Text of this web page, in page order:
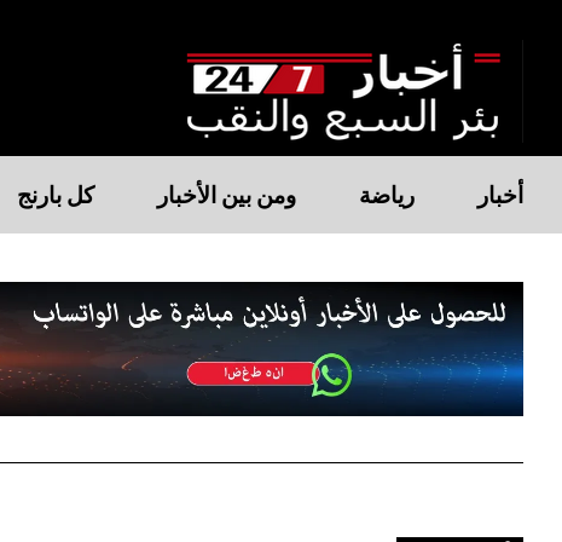
أخبار رياضة ومن بين الأخبار كل بارنج